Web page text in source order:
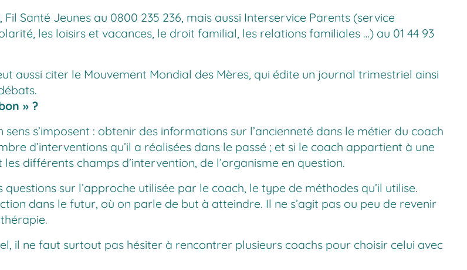
Santé Jeunes au 0800 235 236, mais aussi Interservice Parents (service
les loisirs et vacances, le droit familial, les relations familiales …) au 01 44 93
aussi citer le Mouvement Mondial des Mères, qui édite un journal trimestriel ainsi
» ?
s’imposent : obtenir des informations sur l’ancienneté dans le métier du coach
d’interventions qu’il a réalisées dans le passé ; et si le coach appartient à une
différents champs d’intervention, de l’organisme en question.
sur l’approche utilisée par le coach, le type de méthodes qu’il utilise.
dans le futur, où on parle de but à atteindre. Il ne s’agit pas ou peu de revenir
il ne faut surtout pas hésiter à rencontrer plusieurs coachs pour choisir celui avec